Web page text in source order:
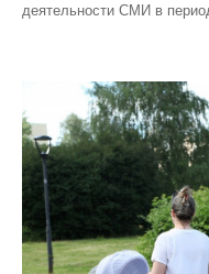
деятельности СМИ в